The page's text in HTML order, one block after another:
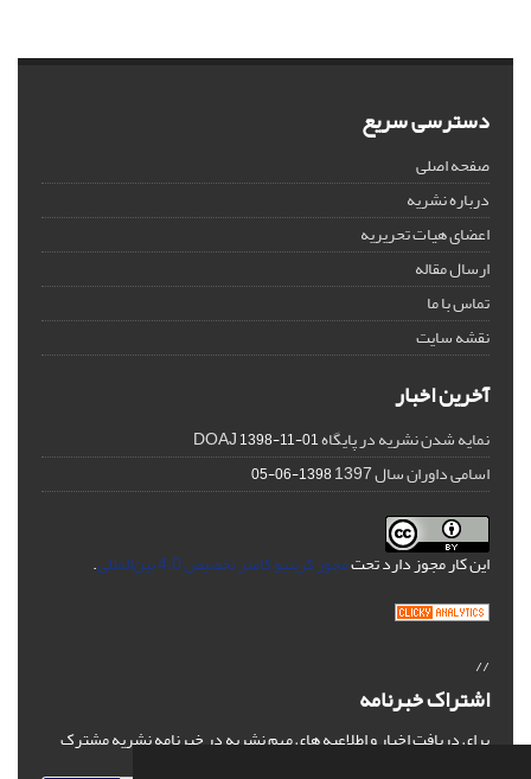
دسترسی سریع
صفحه اصلی
درباره نشریه
اعضای هیات تحریریه
ارسال مقاله
تماس با ما
نقشه سایت
آخرین اخبار
نمایه شدن نشریه در پایگاه DOAJ1398-11-01
اسامی داوران سال 1397 1398-06-05
این کار مجوز دارد تحتمجوز کریتیو کامنز تخصیص 4.0 بین‌المللی .
//
اشتراک خبرنامه
برای دریافت اخبار و اطلاعیه های مهم نشریه در خبرنامه نشریه مشترک